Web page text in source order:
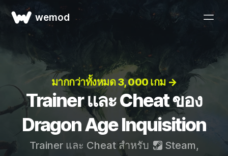
wemod
มากกว่าทั้งหมด 3, 000 เกม →
Trainer และ Cheat ของ
Dragon Age Inquisition
Trainer และ Cheat สำหรับ Steam,